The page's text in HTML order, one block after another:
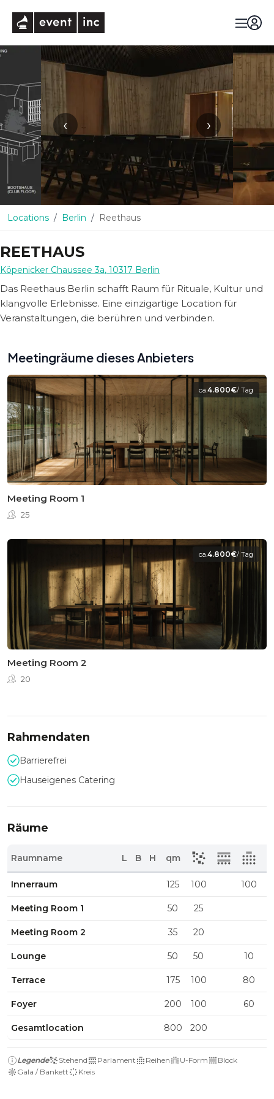
‹ ›
Locations Berlin Reethaus
REETHAUS
Köpenicker Chaussee 3a, 10317 Berlin
Das Reethaus Berlin schafft Raum für Rituale, Kultur und
klangvolle Erlebnisse. Eine einzigartige Location für
Veranstaltungen, die berühren und verbinden.
Meetingräume dieses Anbieters
ca.4.800€/ Tag
Meeting Room 1
25
ca.4.800€/ Tag
Meeting Room 2
20
Rahmendaten
Barrierefrei
Hauseigenes Catering
Räume
Raumname L B H qm
Innerraum 125 100 100
Meeting Room 1 50 25
Meeting Room 2 35 20
Lounge 50 50 10
Terrace 175 100 80
Foyer 200 100 60
Gesamtlocation 800 200
Legende Stehend Parlament Reihen U-Form
Block
Gala / Bankett
Kreis